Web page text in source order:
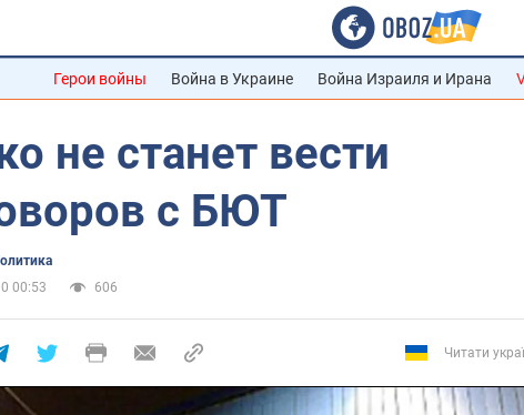
Герои войны Война в Украине Война Израиля и Ирана
не станет вести
с БЮТ
00:53
606
Читати